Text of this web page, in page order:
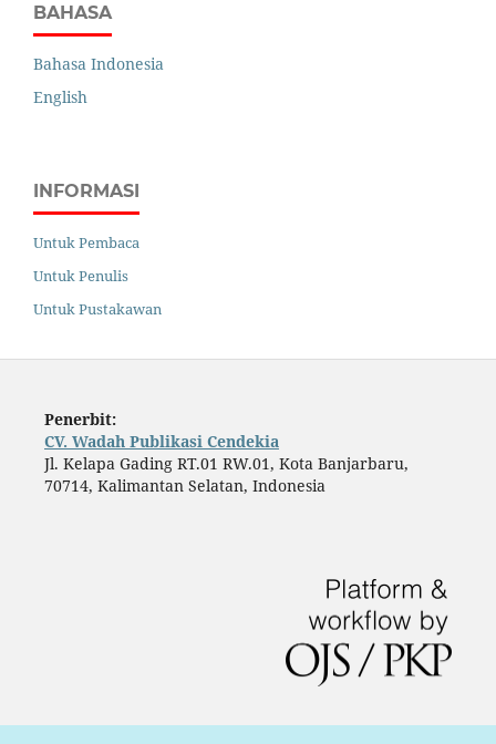
BAHASA
Bahasa Indonesia
English
INFORMASI
Untuk Pembaca
Untuk Penulis
Untuk Pustakawan
Penerbit:
CV. Wadah Publikasi Cendekia
Jl. Kelapa Gading RT.01 RW.01, Kota Banjarbaru,
70714, Kalimantan Selatan, Indonesia